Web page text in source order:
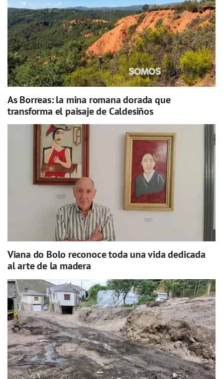
As Borreas: la mina romana dorada que
transforma el paisaje de Caldesiños
Viana do Bolo reconoce toda una vida dedicada
al arte de la madera